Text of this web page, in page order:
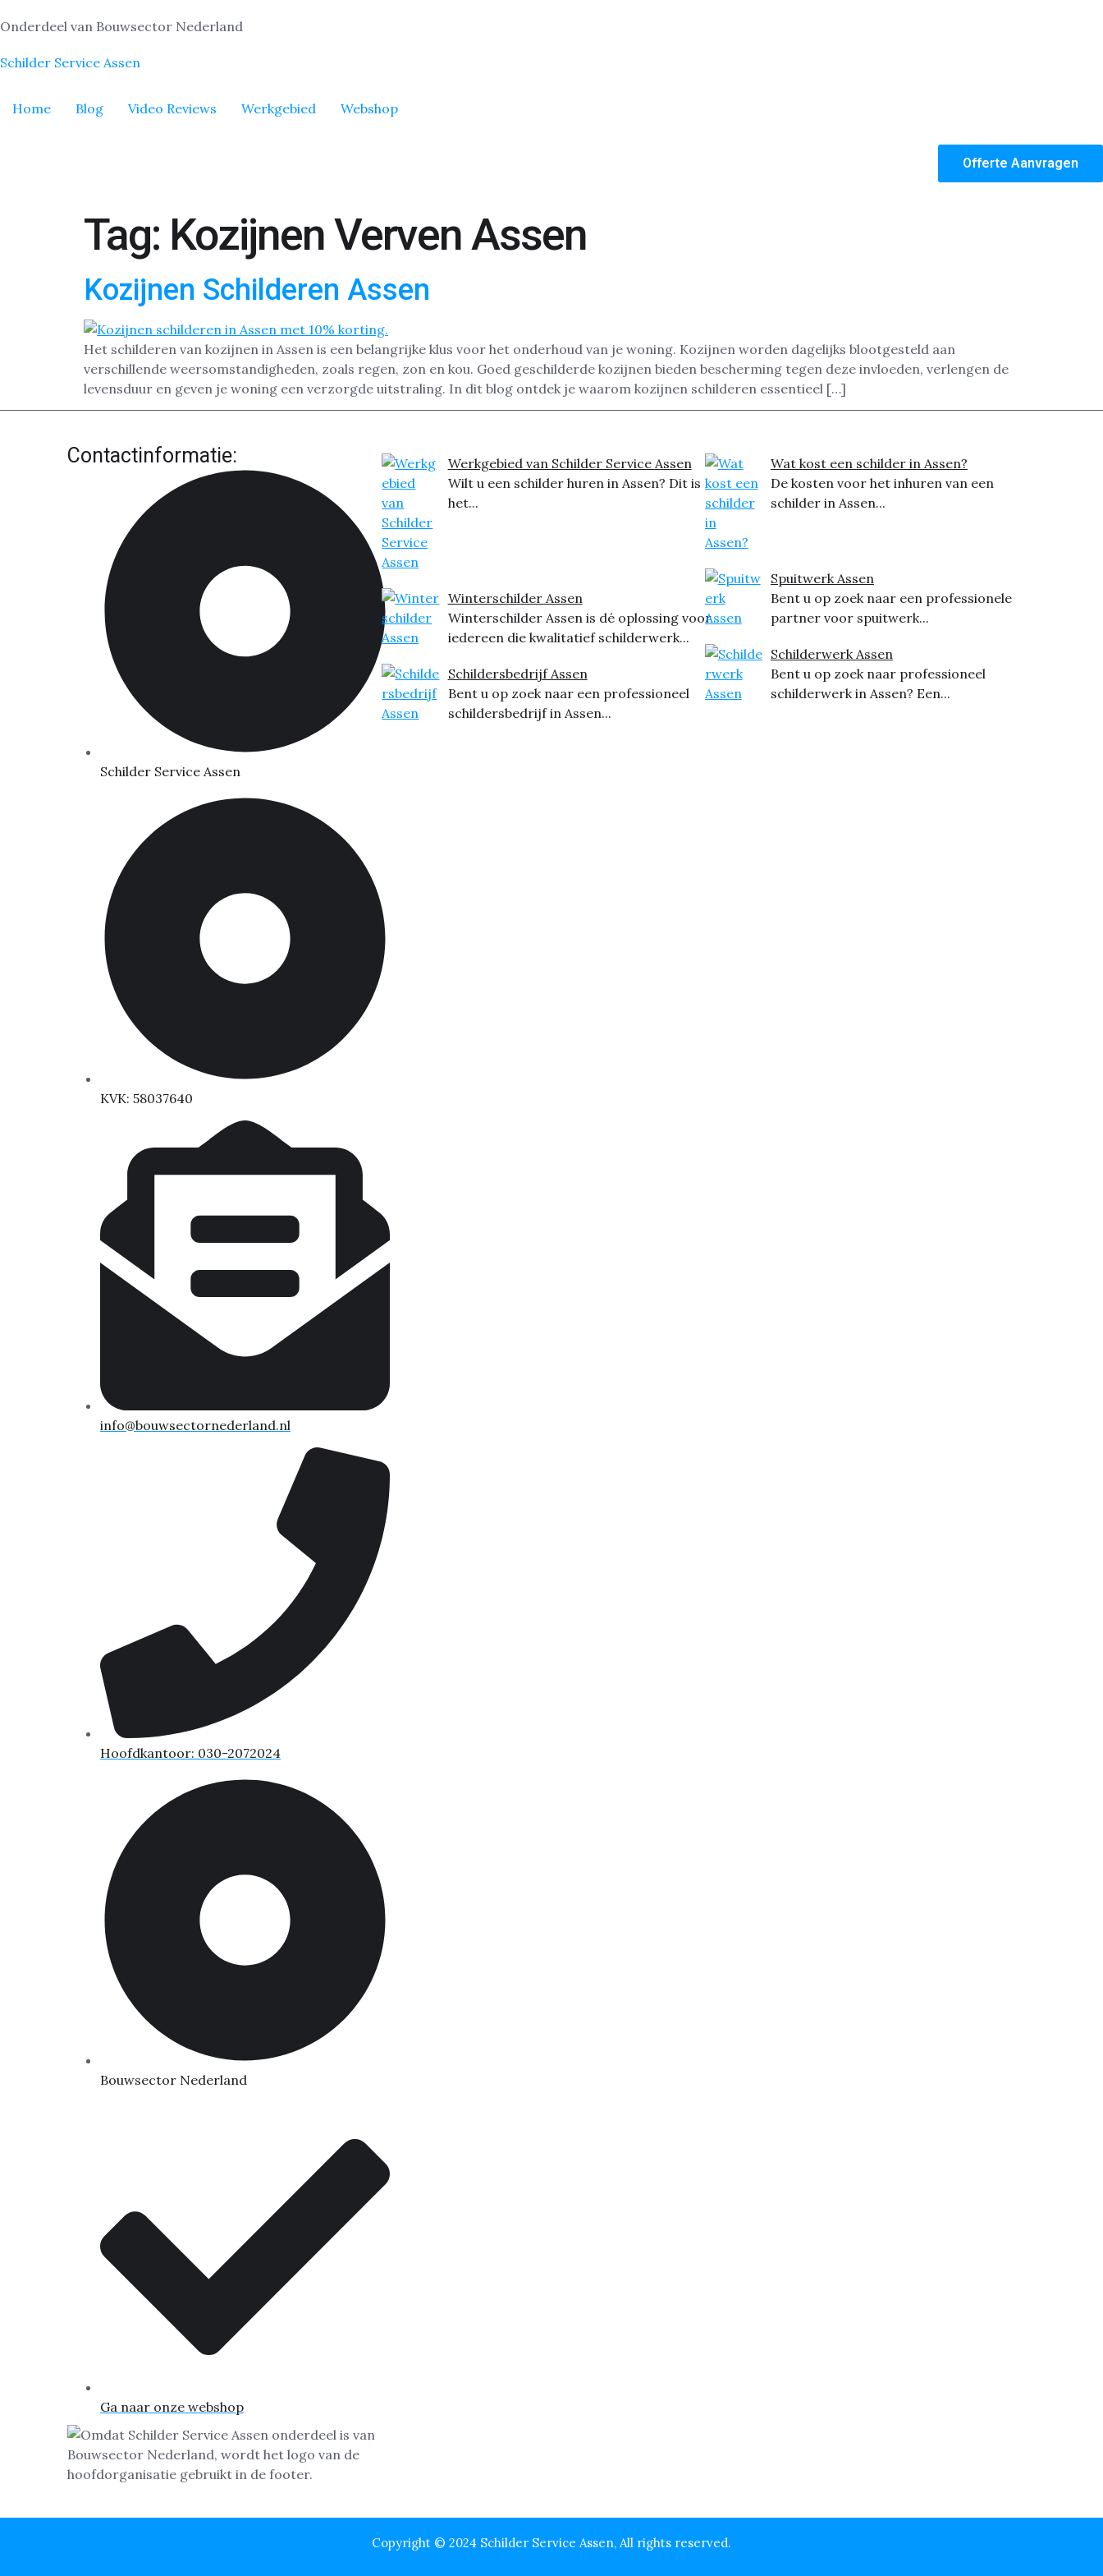
Onderdeel van Bouwsector Nederland
Schilder Service Assen
Home Blog Video Reviews Werkgebied Webshop
Offerte Aanvragen
Tag: Kozijnen Verven Assen
Kozijnen Schilderen Assen
Het schilderen van kozijnen in Assen is een belangrijke klus voor het onderhoud van je woning. Kozijnen worden dagelijks blootgesteld aan
verschillende weersomstandigheden, zoals regen, zon en kou. Goed geschilderde kozijnen bieden bescherming tegen deze invloeden, verlengen de
levensduur en geven je woning een verzorgde uitstraling. In dit blog ontdek je waarom kozijnen schilderen essentieel […]
Contactinformatie:
Schilder Service Assen
KVK: 58037640
info@bouwsectornederland.nl
Hoofdkantoor: 030-2072024
Bouwsector Nederland
Ga naar onze webshop
Werkgebied van Schilder Service Assen
Wilt u een schilder huren in Assen? Dit is
het...
Winterschilder Assen
Winterschilder Assen is dé oplossing voor
iedereen die kwalitatief schilderwerk...
Schildersbedrijf Assen
Bent u op zoek naar een professioneel
schildersbedrijf in Assen...
Wat kost een schilder in Assen?
De kosten voor het inhuren van een
schilder in Assen...
Spuitwerk Assen
Bent u op zoek naar een professionele
partner voor spuitwerk...
Schilderwerk Assen
Bent u op zoek naar professioneel
schilderwerk in Assen? Een...
Copyright © 2024 Schilder Service Assen, All rights reserved.